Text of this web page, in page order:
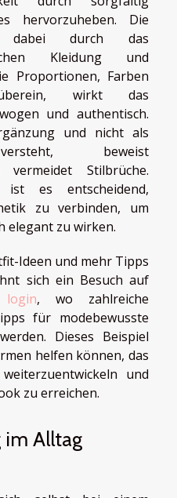
hervorzuheben. Die
dabei durch das
Kleidung und
Proportionen, Farben
wirkt das
und authentisch.
und nicht als
beweist
vermeidet Stilbrüche.
es entscheidend,
zu verbinden, um
elegant zu wirken.
Ideen und mehr Tipps
sich ein Besuch auf
, wo zahlreiche
für modebewusste
Dieses Beispiel
helfen können, das
und
zu erreichen.
im Alltag